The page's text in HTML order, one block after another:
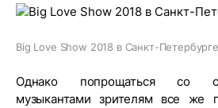
Big Love Show 2018 в Санкт-Петербурге
Однако попрощаться со
музыкантами зрителям все же